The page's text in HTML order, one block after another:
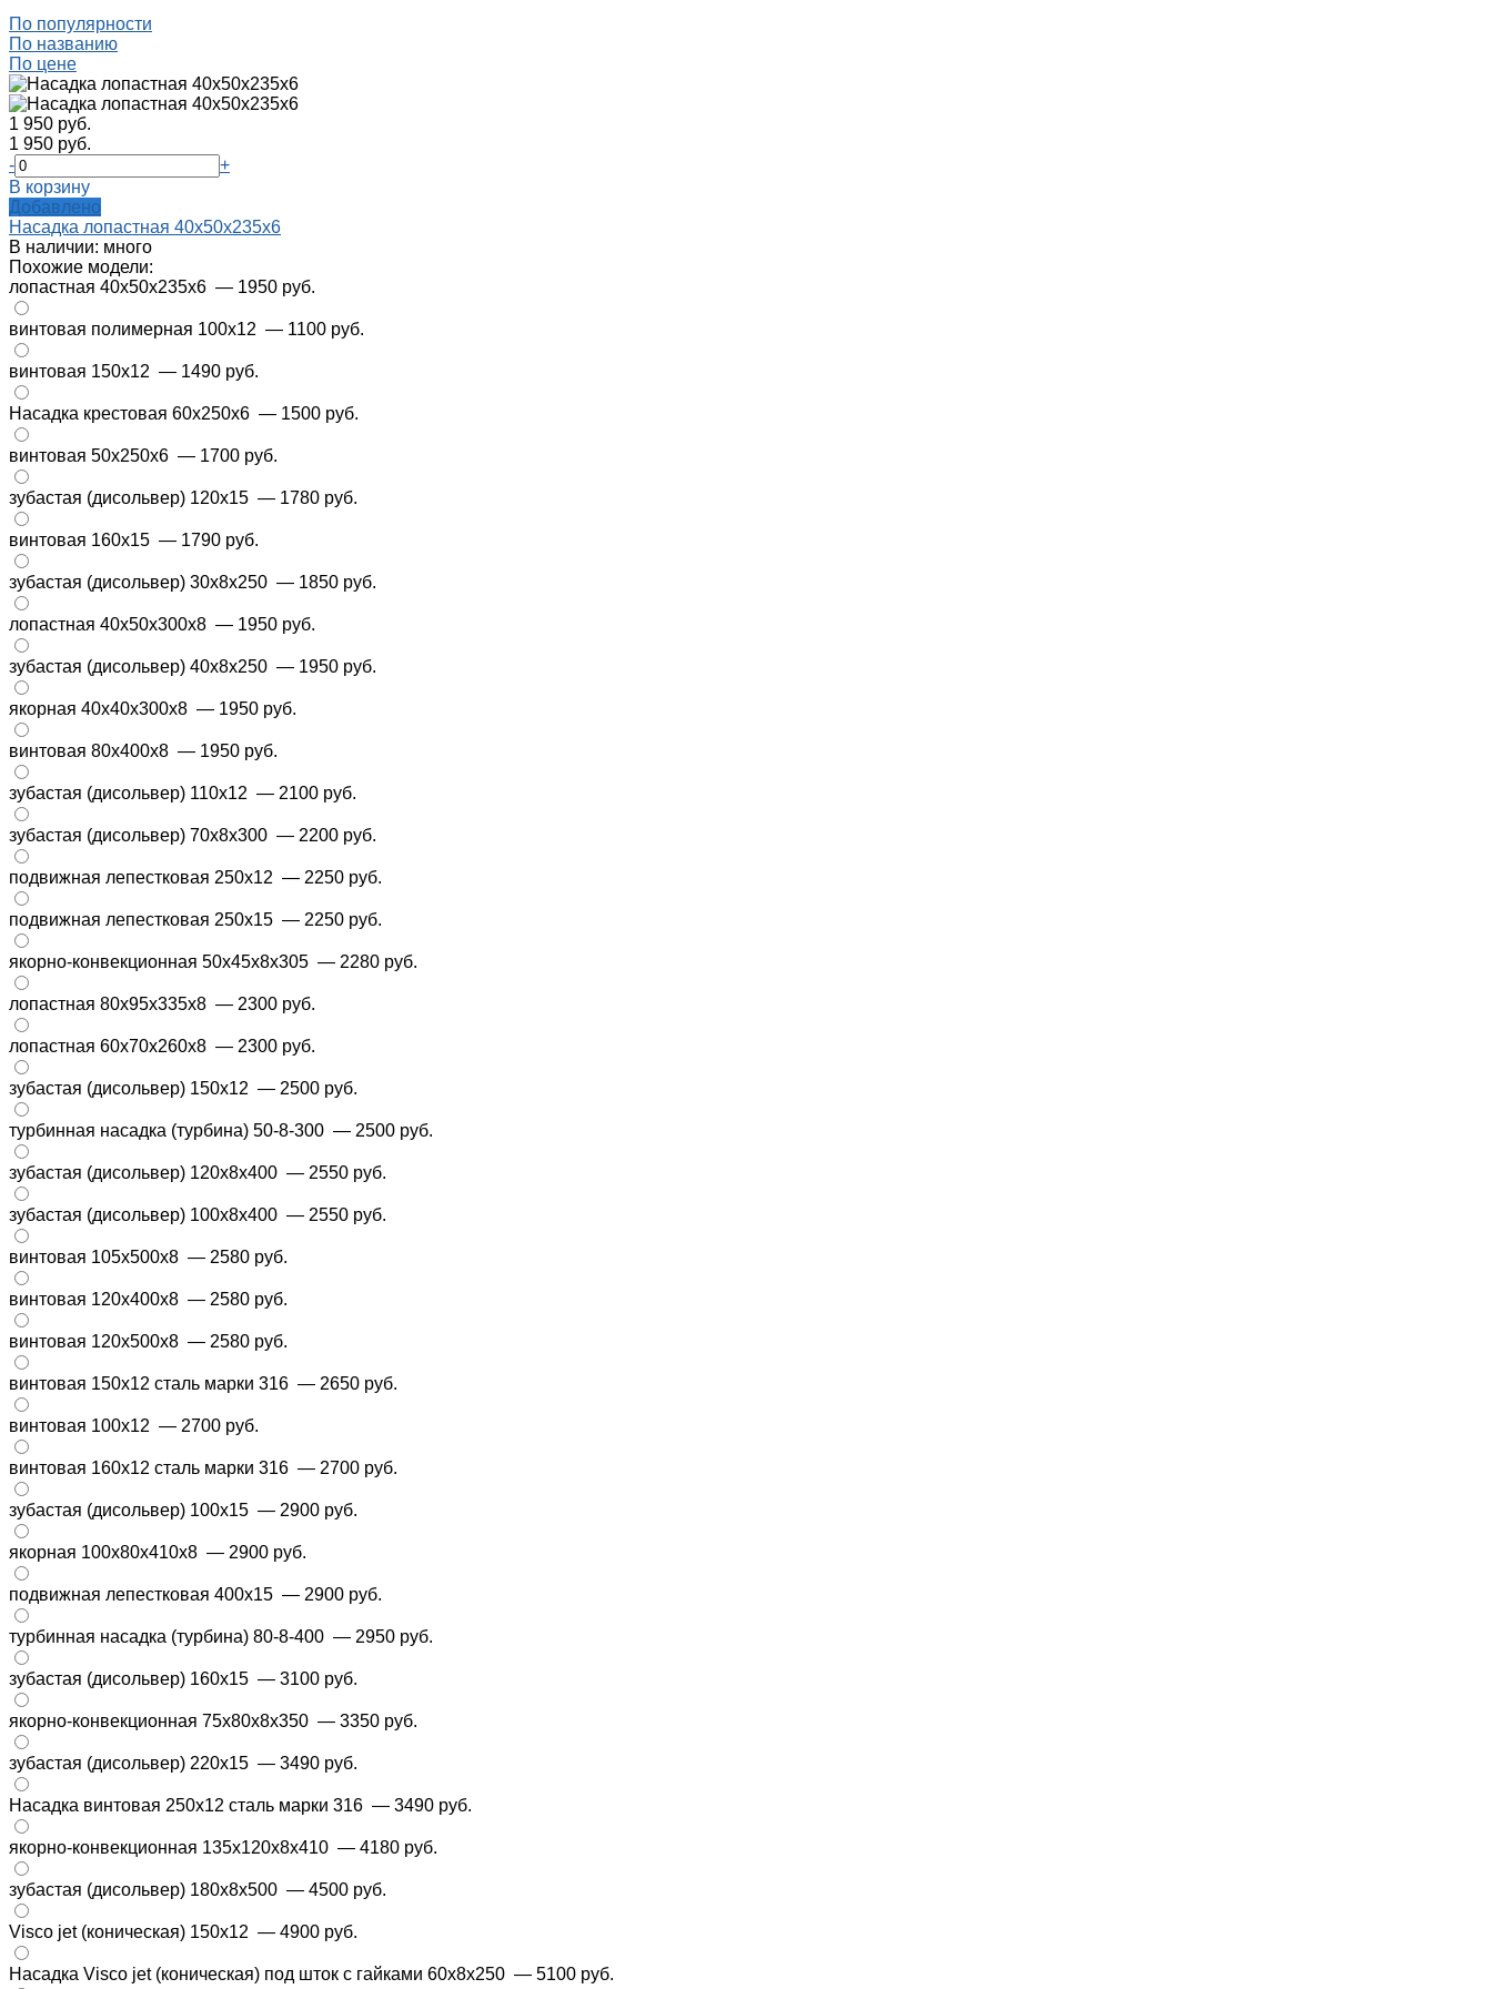
По популярности
По названию
По цене
1 950 руб.
1 950 руб.
-
+
В корзину
Добавлено
Насадка лопастная 40x50x235x6
В наличии: много
Похожие модели:
лопастная 40x50x235x6 — 1950 руб.
винтовая полимерная 100х12 — 1100 руб.
винтовая 150х12 — 1490 руб.
Насадка крестовая 60x250x6 — 1500 руб.
винтовая 50х250х6 — 1700 руб.
зубастая (дисольвер) 120х15 — 1780 руб.
винтовая 160х15 — 1790 руб.
зубастая (дисольвер) 30х8х250 — 1850 руб.
лопастная 40х50х300х8 — 1950 руб.
зубастая (дисольвер) 40х8х250 — 1950 руб.
якорная 40х40х300х8 — 1950 руб.
винтовая 80х400х8 — 1950 руб.
зубастая (дисольвер) 110х12 — 2100 руб.
зубастая (дисольвер) 70х8х300 — 2200 руб.
подвижная лепестковая 250х12 — 2250 руб.
подвижная лепестковая 250х15 — 2250 руб.
якорно-конвекционная 50x45x8x305 — 2280 руб.
лопастная 80х95х335х8 — 2300 руб.
лопастная 60x70x260x8 — 2300 руб.
зубастая (дисольвер) 150х12 — 2500 руб.
турбинная насадка (турбина) 50-8-300 — 2500 руб.
зубастая (дисольвер) 120х8х400 — 2550 руб.
зубастая (дисольвер) 100х8х400 — 2550 руб.
винтовая 105х500х8 — 2580 руб.
винтовая 120х400х8 — 2580 руб.
винтовая 120х500х8 — 2580 руб.
винтовая 150х12 сталь марки 316 — 2650 руб.
винтовая 100х12 — 2700 руб.
винтовая 160х12 сталь марки 316 — 2700 руб.
зубастая (дисольвер) 100x15 — 2900 руб.
якорная 100x80x410x8 — 2900 руб.
подвижная лепестковая 400х15 — 2900 руб.
турбинная насадка (турбина) 80-8-400 — 2950 руб.
зубастая (дисольвер) 160х15 — 3100 руб.
якорно-конвекционная 75x80x8x350 — 3350 руб.
зубастая (дисольвер) 220х15 — 3490 руб.
Насадка винтовая 250х12 сталь марки 316 — 3490 руб.
якорно-конвекционная 135x120x8x410 — 4180 руб.
зубастая (дисольвер) 180х8х500 — 4500 руб.
Visco jet (коническая) 150х12 — 4900 руб.
Насадка Visco jet (коническая) под шток с гайками 60x8x250 — 5100 руб.